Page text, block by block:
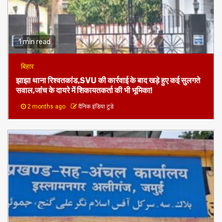
1 min read
बिहार
झाझा थाना रिश्वतकांड,SVU की कार्रवाई के बाद खड़े हुए कई सुलगते
2 months ago दैनिक इंडिया टुडे